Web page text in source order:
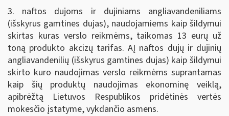
3. naftos dujoms ir dujiniams angliavandeniliams
(išskyrus gamtines dujas), naudojamiems kaip šildymui
skirtas kuras verslo reikmėms, taikomas 13 eurų už
toną produkto akcizų tarifas. AĮ naftos dujų ir dujinių
angliavandenilių (išskyrus gamtines dujas) kaip šildymui
skirto kuro naudojimas verslo reikmėms suprantamas
kaip šių produktų naudojimas ekonominę veiklą,
apibrėžtą Lietuvos Respublikos pridėtinės vertės
mokesčio įstatyme, vykdančio asmens.